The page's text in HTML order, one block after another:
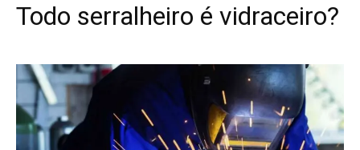
Todo serralheiro é vidraceiro?